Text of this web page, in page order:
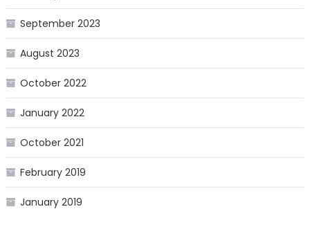
September 2023
August 2023
October 2022
January 2022
October 2021
February 2019
January 2019